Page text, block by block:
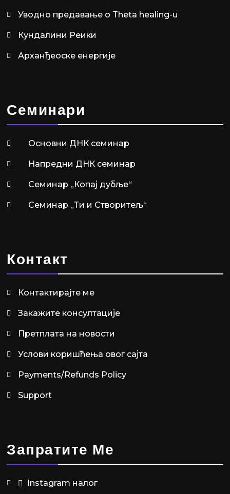
Уводно предавање о Theta healing-u
Кундалини Реики
Арханђеоске енергије
Семинари
Основни ДНК семинар
Напредни ДНК семинар
Семинар „Копај дубље“
Семинар „Ти и Створитељ“
Контакт
Контактирајте ме
Закажите консултације
Претплата на новости
Услови коришћења овог сајта
Payments/Refunds Policy
Support
Запратите Ме
Instagram налог